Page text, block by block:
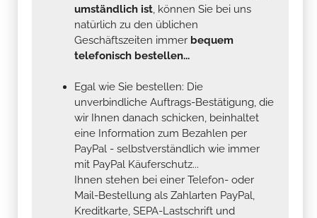
umständlich ist, können Sie bei uns
natürlich zu den üblichen
Geschäftszeiten immer bequem
telefonisch bestellen...
Egal wie Sie bestellen: Die
unverbindliche Auftrags-Bestätigung, die
wir Ihnen danach schicken, beinhaltet
eine Information zum Bezahlen per
PayPal - selbstverständlich wie immer
mit PayPal Käuferschutz...
Ihnen stehen bei einer Telefon- oder
Mail-Bestellung als Zahlarten PayPal,
Kreditkarte, SEPA-Lastschrift und